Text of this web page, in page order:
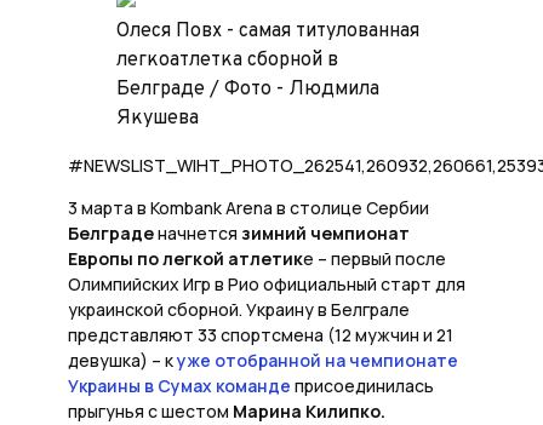
Олеся Повх - самая титулованная
легкоатлетка сборной в
Белграде / Фото - Людмила
Якушева
3 марта в Kombank Arena в столице Сербии
Белграденачнется зимний чемпионат
Европы по легкой атлетике – первый после
Олимпийских Игр в Рио официальный старт для
украинской сборной. Украину в Белграле
представляют 33 спортсмена (12 мужчин и 21
девушка) – куже отобранной на чемпионате
Украины в Сумах команде присоединилась
прыгунья с шестом Марина Килипко.